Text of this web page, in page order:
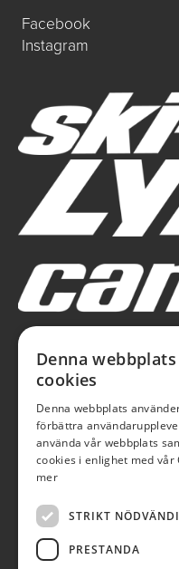
Facebook
Instagram
Denna
cookies
Denna webbplats
förbättra
använda vår webbplats
cookies i enlighet med vår
mer
STRIKT
PRESTANDA